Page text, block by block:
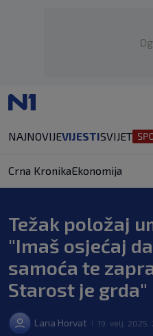
NAJNOVIJEVIJESTISVIJET
Crna KronikaEkonomija
Težak položaj
"Imaš osjećaj
samoća te
Starost je grda"
Lana Horvat 19. velj. 2025.